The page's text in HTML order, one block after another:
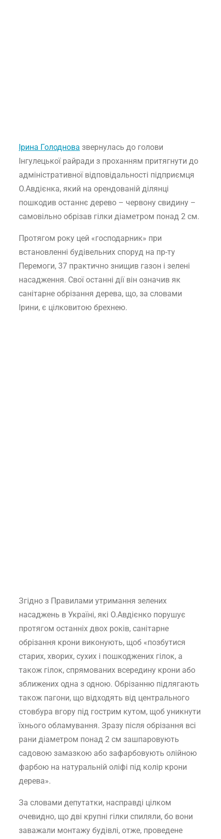
Ірина Голоднова звернулась до голови
Інгулецької райради з проханням притягнути до
адміністративної відповідальності підприємця
О.Авдієнка, який на орендованій ділянці
пошкодив останнє дерево – червону свидину –
самовільно обрізав гілки діаметром понад 2 см.
Протягом року цей «господарник» при
встановленні будівельних споруд на пр-ту
Перемоги, 37 практично знищив газон і зелені
насадження. Свої останні дії він означив як
санітарне обрізання дерева, що, за словами
Ірини, є цілковитою брехнею.
Згідно з Правилами утримання зелених
насаджень в Україні, які О.Авдієнко порушує
протягом останніх двох років, санітарне
обрізання крони виконують, щоб «позбутися
старих, хворих, сухих і пошкоджених гілок, а
також гілок, спрямованих всередину крони або
зближених одна з одною. Обрізанню підлягають
також пагони, що відходять від центрального
стовбура вгору під гострим кутом, щоб уникнути
їхнього обламування. Зразу після обрізання всі
рани діаметром понад 2 см зашпаровують
садовою замазкою або зафарбовують олійною
фарбою на натуральній оліфі під колір крони
дерева».
За словами депутатки, насправді цілком
очевидно, що дві крупні гілки спиляли, бо вони
заважали монтажу будівлі, отже, проведене